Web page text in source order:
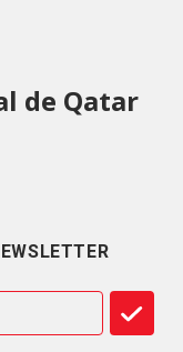
de Qatar